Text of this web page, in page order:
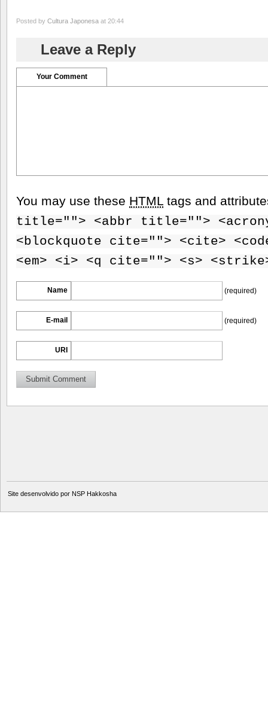
Posted by Cultura Japonesa at 20:44
Leave a Reply
Your Comment
You may use these HTML tags and
title=""> <abbr title="">
<blockquote cite=""> <cite>
<em> <i> <q cite=""> <s>
Name (required)
E-mail (required)
URI
Site desenvolvido por NSP Hakkosha